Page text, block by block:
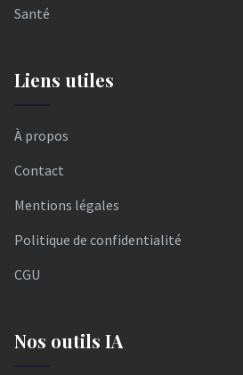
Santé
Liens utiles
À propos
Contact
Mentions légales
Politique de confidentialité
CGU
Nos outils IA